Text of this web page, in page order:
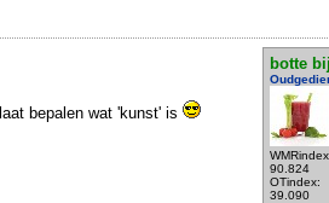
botte
90.824
OTindex:
39.090
bepalen wat 'kunst' is